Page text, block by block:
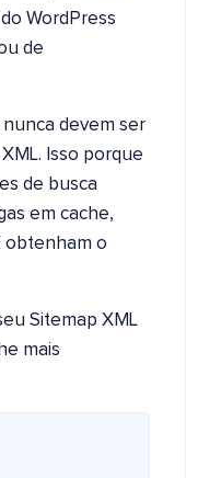
WordPress
de
devem ser
Isso porque
de busca
em cache,
obtenham o
Sitemap XML
mais